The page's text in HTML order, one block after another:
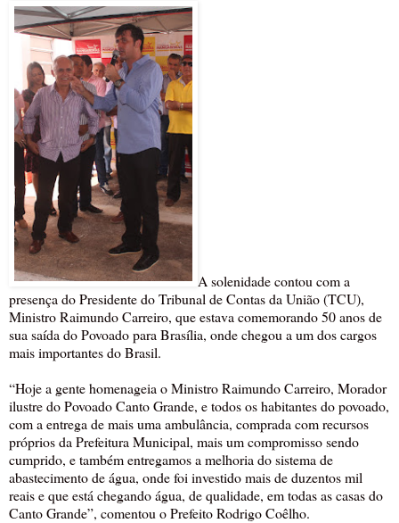
A solenidade contou com a
presença do Presidente do Tribunal de Contas da União (TCU),
Ministro Raimundo Carreiro, que estava comemorando 50 anos de
sua saída do Povoado para Brasília, onde chegou a um dos cargos
mais importantes do Brasil.
“Hoje a gente homenageia o Ministro Raimundo Carreiro, Morador
ilustre do Povoado Canto Grande, e todos os habitantes do povoado,
com a entrega de mais uma ambulância, comprada com recursos
próprios da Prefeitura Municipal, mais um compromisso sendo
cumprido, e também entregamos a melhoria do sistema de
abastecimento de água, onde foi investido mais de duzentos mil
reais e que está chegando água, de qualidade, em todas as casas do
Canto Grande”, comentou o Prefeito Rodrigo Coêlho.